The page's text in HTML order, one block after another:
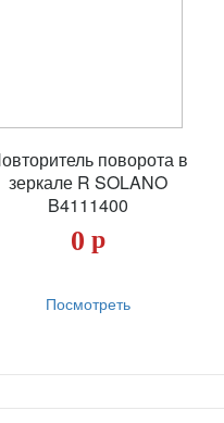
поворота в
зеркале R SOLANO
B4111400
0 р
Посмотреть